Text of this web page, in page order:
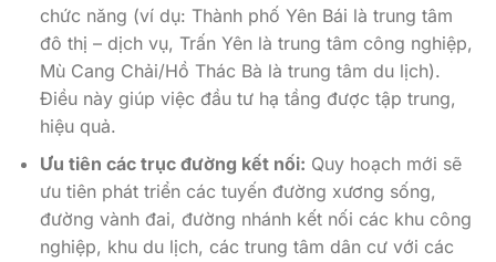
chức năng (ví dụ: Thành phố Yên Bái là trung tâm
đô thị – dịch vụ, Trấn Yên là trung tâm công nghiệp,
Mù Cang Chải/Hồ Thác Bà là trung tâm du lịch).
Điều này giúp việc đầu tư hạ tầng được tập trung,
hiệu quả.
Ưu tiên các trục đường kết nối: Quy hoạch mới sẽ
ưu tiên phát triển các tuyến đường xương sống,
đường vành đai, đường nhánh kết nối các khu công
nghiệp, khu du lịch, các trung tâm dân cư với các